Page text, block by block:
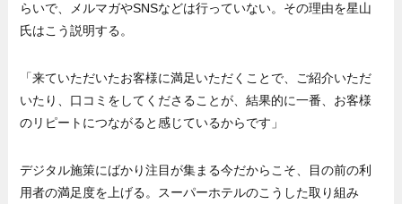
らいで、メルマガやSNSなどは行っていない。その理由を星山
氏はこう説明する。
「来ていただいたお客様に満足いただくことで、ご紹介いただ
いたり、口コミをしてくださることが、結果的に一番、お客様
のリピートにつながると感じているからです」
デジタル施策にばかり注目が集まる今だからこそ、目の前の利
用者の満足度を上げる。スーパーホテルのこうした取り組み